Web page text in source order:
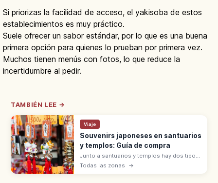
Si priorizas la facilidad de acceso, el yakisoba de estos
establecimientos es muy práctico.
Suele ofrecer un sabor estándar, por lo que es una buena
primera opción para quienes lo prueban por primera vez.
Muchos tienen menús con fotos, lo que reduce la
incertidumbre al pedir.
TAMBIÉN LEE →
Viaje
Souvenirs japoneses en santuarios
y templos: Guía de compra
Junto a santuarios y templos hay dos tipos
de souvenirs: objetos sagrados (omamori,
Todas las zonas →